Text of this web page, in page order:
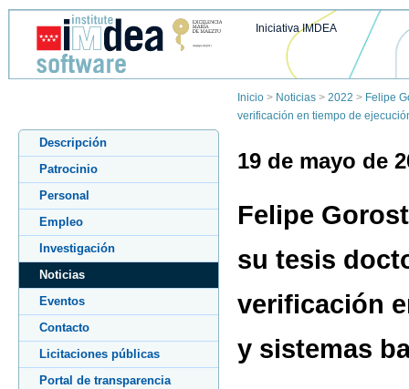
Iniciativa IMDEA
Inicio > Noticias > 2022 > Felipe
verificación en tiempo de
Descripción
Patrocinio
Personal
Empleo
Investigación
Noticias
Eventos
Contacto
Licitaciones públicas
Portal de transparencia
19 de mayo de
Felipe
su tesis
verificación
y sistemas